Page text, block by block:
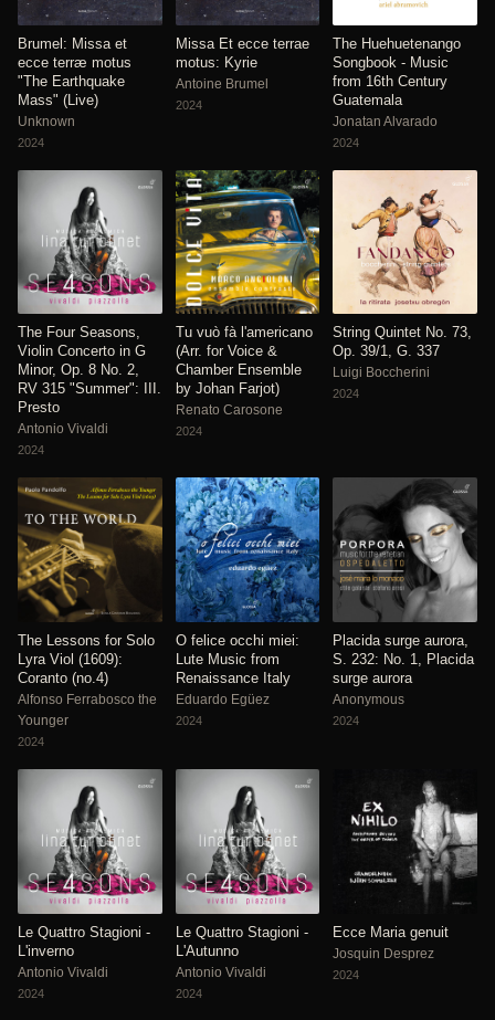
Brumel: Missa et
ecce terræ motus
"The Earthquake
Mass" (Live)
Unknown
2024
Missa Et ecce terrae
motus: Kyrie
Antoine Brumel
2024
The Huehuetenango
Songbook - Music
from 16th Century
Guatemala
Jonatan Alvarado
2024
The Four Seasons,
Violin Concerto in G
Minor, Op. 8 No. 2,
RV 315 "Summer": III.
Presto
Antonio Vivaldi
2024
Tu vuò fà l'americano
(Arr. for Voice &
Chamber Ensemble
by Johan Farjot)
Renato Carosone
2024
String Quintet No. 73,
Op. 39/1, G. 337
Luigi Boccherini
2024
The Lessons for Solo
Lyra Viol (1609):
Coranto (no.4)
Alfonso Ferrabosco the
Younger
2024
O felice occhi miei:
Lute Music from
Renaissance Italy
Eduardo Egüez
2024
Placida surge aurora,
S. 232: No. 1, Placida
surge aurora
Anonymous
2024
Le Quattro Stagioni -
L'inverno
Antonio Vivaldi
2024
Le Quattro Stagioni -
L'Autunno
Antonio Vivaldi
2024
Ecce Maria genuit
Josquin Desprez
2024